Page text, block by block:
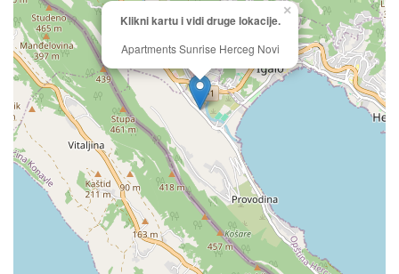
Klikni kartu i vidi druge lokacije.
Apartments Sunrise Herceg Novi
×